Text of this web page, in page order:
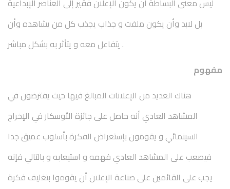
ليس معنى البساطة أن يكون الإعلان فقير إلى العناصر الإبداعية
بل لابد وأن يكون ملفت و جذاب يجذب كل من يشاهده وأن
يتفاعل معه و يتأثر به بشكل مباشر .
مفهوم
هناك العديد من الإعلانات المبالغ فيها حيث يفترضون في
المشاهد العادي أنه حاصل على جائزة الأوسكار في الإخراج
السينمائي و يقومون بإستعراض الفكرة بأسلوب عميق جدا
فيصعب على المشاهد العادي فهمه و استيعابه و بالتالي فإنه
يجب على القائمين على صناعة الإعلان أن يقوموا بتغليف فكرة